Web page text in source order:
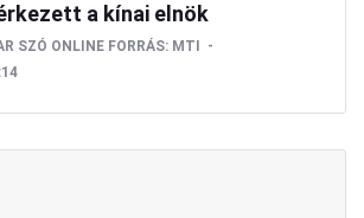
a kínai elnök
SZÓ ONLINE FORRÁS: MTI